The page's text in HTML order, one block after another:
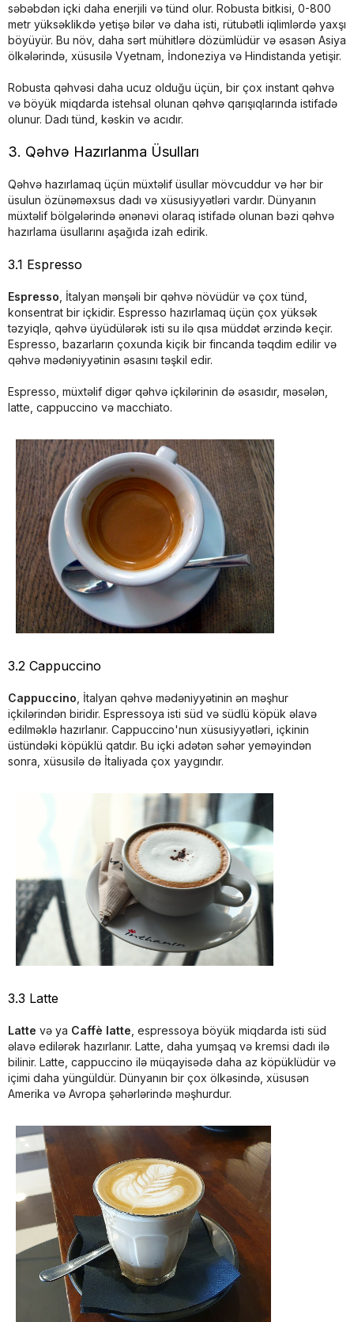
səbəbdən içki daha enerjili və tünd olur. Robusta bitkisi, 0-800
metr yüksəklikdə yetişə bilər və daha isti, rütubətli iqlimlərdə yaxşı
böyüyür. Bu növ, daha sərt mühitlərə dözümlüdür və əsasən Asiya
ölkələrində, xüsusilə Vyetnam, İndoneziya və Hindistanda yetişir.
Robusta qəhvəsi daha ucuz olduğu üçün, bir çox instant qəhvə
və böyük miqdarda istehsal olunan qəhvə qarışıqlarında istifadə
olunur. Dadı tünd, kəskin və acıdır.
3. Qəhvə Hazırlanma Üsulları
Qəhvə hazırlamaq üçün müxtəlif üsullar mövcuddur və hər bir
üsulun özünəməxsus dadı və xüsusiyyətləri vardır. Dünyanın
müxtəlif bölgələrində ənənəvi olaraq istifadə olunan bəzi qəhvə
hazırlama üsullarını aşağıda izah edirik.
3.1 Espresso
Espresso , İtalyan mənşəli bir qəhvə növüdür və çox tünd,
konsentrat bir içkidir. Espresso hazırlamaq üçün çox yüksək
təzyiqlə, qəhvə üyüdülərək isti su ilə qısa müddət ərzində keçir.
Espresso, bazarların çoxunda kiçik bir fincanda təqdim edilir və
qəhvə mədəniyyətinin əsasını təşkil edir.
Espresso, müxtəlif digər qəhvə içkilərinin də əsasıdır, məsələn,
latte, cappuccino və macchiato.
3.2 Cappuccino
Cappuccino , İtalyan qəhvə mədəniyyətinin ən məşhur
içkilərindən biridir. Espressoya isti süd və südlü köpük əlavə
edilməklə hazırlanır. Cappuccino'nun xüsusiyyətləri, içkinin
üstündəki köpüklü qatdır. Bu içki adətən səhər yeməyindən
sonra, xüsusilə də İtaliyada çox yaygındır.
3.3 Latte
Latte və ya Caffè latte , espressoya böyük miqdarda isti süd
əlavə edilərək hazırlanır. Latte, daha yumşaq və kremsi dadı ilə
bilinir. Latte, cappuccino ilə müqayisədə daha az köpüklüdür və
içimi daha yüngüldür. Dünyanın bir çox ölkəsində, xüsusən
Amerika və Avropa şəhərlərində məşhurdur.